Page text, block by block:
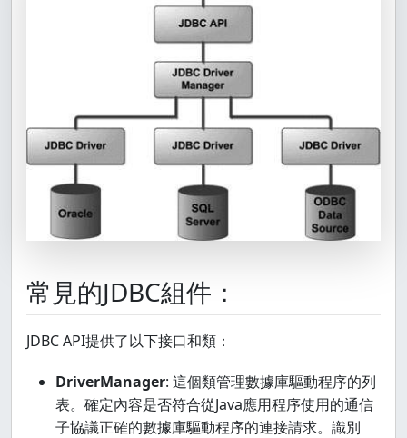
常見的JDBC組件：
JDBC API提供了以下接口和類：
DriverManager: 這個類管理數據庫驅動程序的列
表。確定內容是否符合從Java應用程序使用的通信
子協議正確的數據庫驅動程序的連接請求。識別